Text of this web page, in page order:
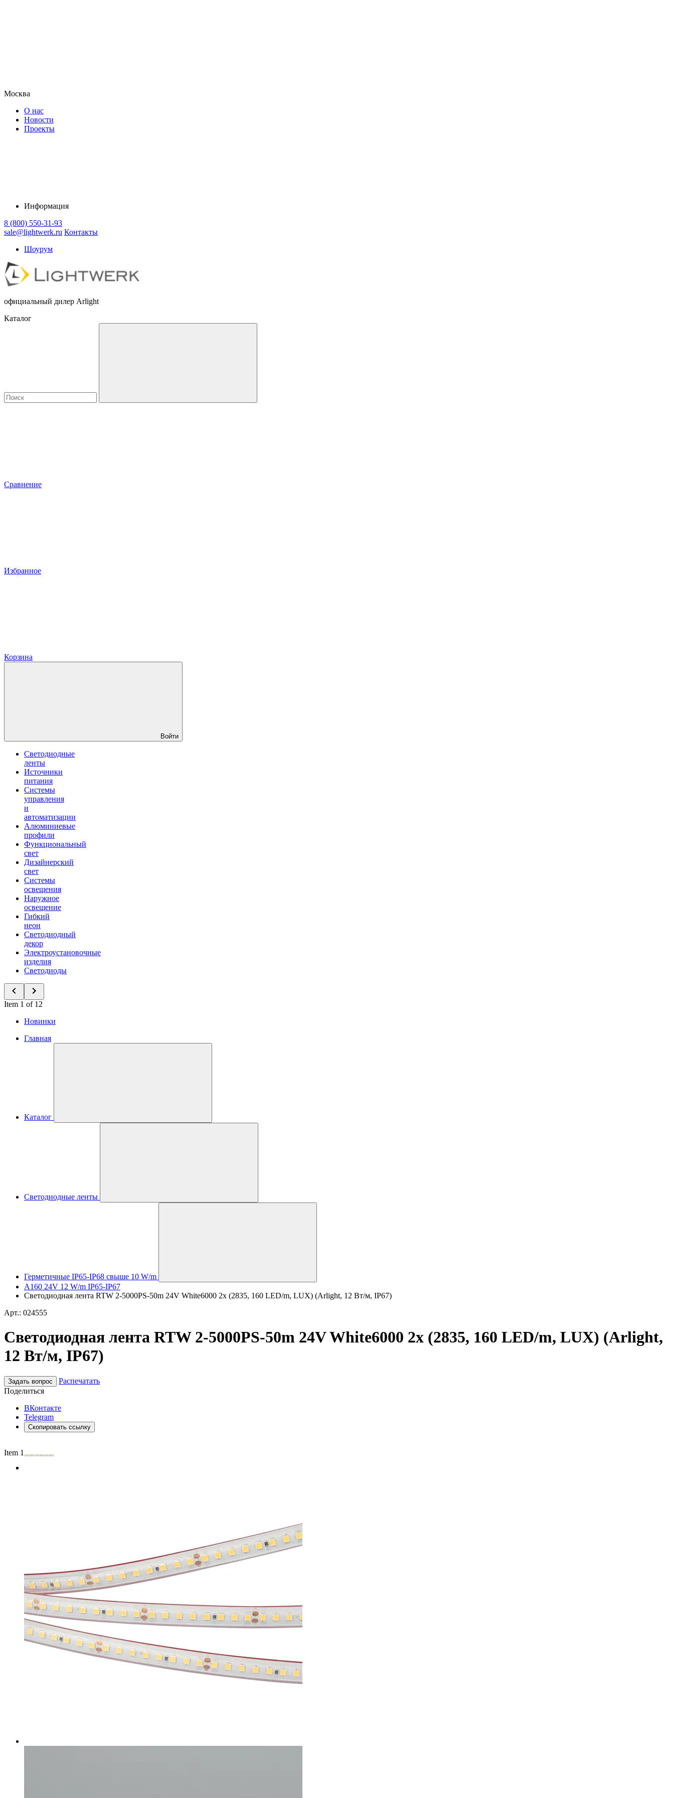
Москва
О нас
Новости
Проекты
Информация
8 (800) 550-31-93
sale@lightwerk.ru Контакты
Шоурум
официальный дилер Arlight
Каталог
Сравнение
Избранное
Корзина
Войти
Светодиодные
ленты
Источники
питания
Системы
управления
и
автоматизации
Алюминиевые
профили
Функциональный
свет
Дизайнерский
свет
Системы
освещения
Наружное
освещение
Гибкий
неон
Светодиодный
декор
Электроустановочные
изделия
Светодиоды
Item 1 of 12
Новинки
Главная
Каталог
Светодиодные ленты
Герметичные IP65-IP68 свыше 10 W/m
A160 24V 12 W/m IP65-IP67
Светодиодная лента RTW 2-5000PS-50m 24V White6000 2x (2835, 160 LED/m, LUX) (Arlight, 12 Вт/м, IP67)
Арт.: 024555
Светодиодная лента RTW 2-5000PS-50m 24V White6000 2x (2835, 160 LED/m, LUX) (Arlight,
12 Вт/м, IP67)
Задать вопрос
Распечатать
Поделиться
ВКонтакте
Telegram
Скопировать ссылку
Item 1 of 3